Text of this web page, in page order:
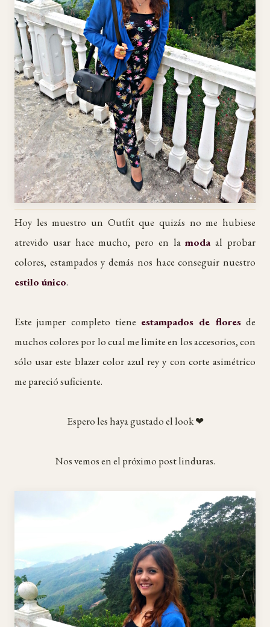
Hoy les muestro un Outfit que quizás no me hubiese
atrevido usar hace mucho, pero en lamoda al probar
colores, estampados y demás nos hace conseguir nuestro
estilo único.
Este jumper completo tiene estampados de floresde
muchos colores por lo cual me limite en los accesorios, con
sólo usar este blazer color azul rey y con corte asimétrico
me pareció suficiente.
Espero les haya gustado el look ❤
Nos vemos en el próximo post linduras.